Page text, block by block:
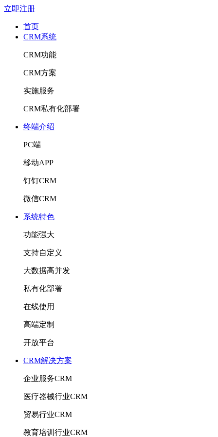
立即注册
首页
CRM系统
CRM功能
CRM方案
实施服务
CRM私有化部署
终端介绍
PC端
移动APP
钉钉CRM
微信CRM
系统特色
功能强大
支持自定义
大数据高并发
私有化部署
在线使用
高端定制
开放平台
CRM解决方案
企业服务CRM
医疗器械行业CRM
贸易行业CRM
教育培训行业CRM